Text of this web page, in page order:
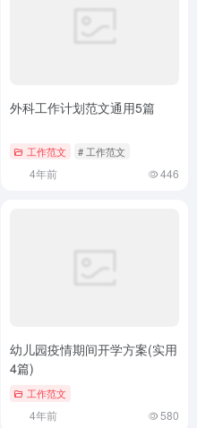
外科工作计划范文通用5篇
工作范文 # 工作范文
4年前 446
幼儿园疫情期间开学方案(实用
4篇)
工作范文
4年前 580